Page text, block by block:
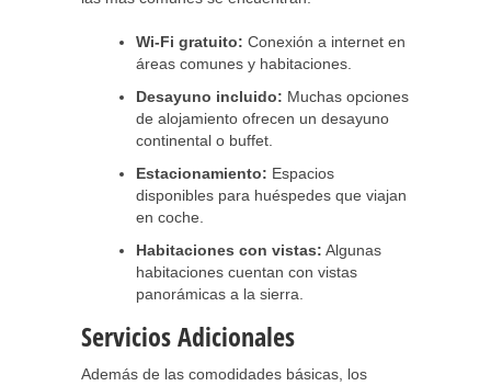
Wi-Fi gratuito: Conexión a internet en
áreas comunes y habitaciones.
Desayuno incluido: Muchas opciones
de alojamiento ofrecen un desayuno
continental o buffet.
Estacionamiento: Espacios
disponibles para huéspedes que viajan
en coche.
Habitaciones con vistas: Algunas
habitaciones cuentan con vistas
panorámicas a la sierra.
Servicios Adicionales
Además de las comodidades básicas, los